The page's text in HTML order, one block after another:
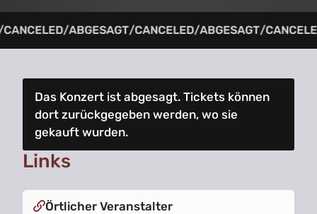
CANCELED/ABGESAGT/CANCELED/ABGESAGT/
Das Konzert ist abgesagt. Tickets können
dort zurückgegeben werden, wo sie
gekauft wurden.
Links
Örtlicher Veranstalter